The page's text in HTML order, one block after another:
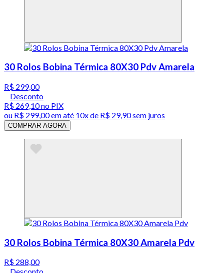
30 Rolos Bobina Térmica 80X30 Pdv Amarela
R$ 299,00
Desconto
R$ 269,10no PIX
ou R$ 299,00em até 10x de R$ 29,90 sem juros
COMPRAR AGORA
30 Rolos Bobina Térmica 80X30 Amarela Pdv
R$ 288,00